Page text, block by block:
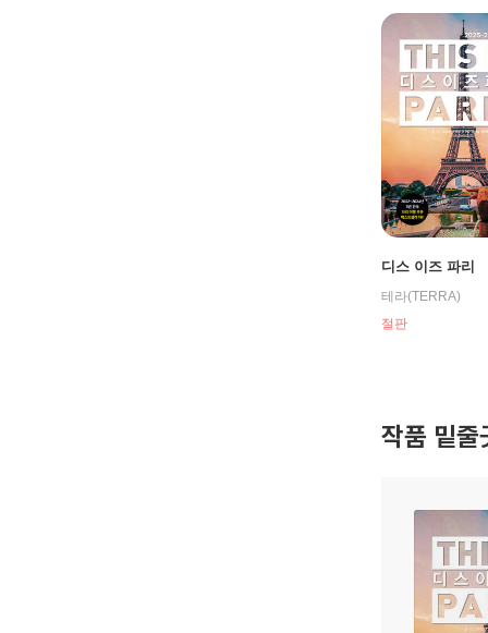
디스 이즈 파리
테라(TERRA)
절판
작품 밑줄